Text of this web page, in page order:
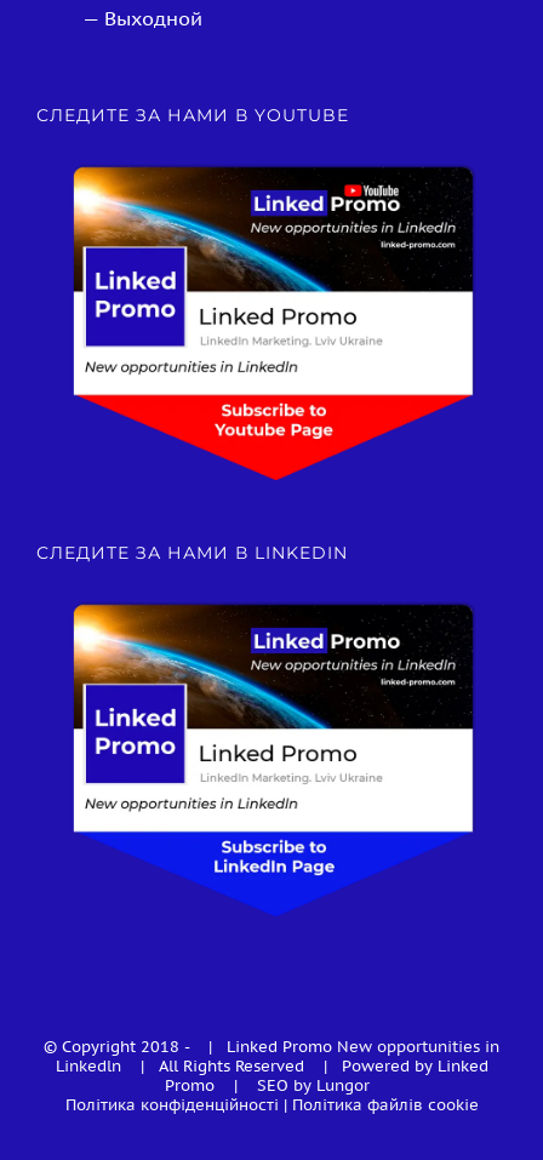
— Выходной
СЛЕДИТЕ ЗА НАМИ В YOUTUBE
СЛЕДИТЕ ЗА НАМИ В LINKEDIN
© Copyright 2018 - | Linked Promo New opportunities in
Linkedln
| All Rights Reserved | Powered by Linked
Promo | SEO by Lungor
Політика конфіденційності | Політика файлів cookie